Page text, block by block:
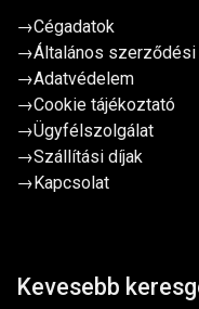
→Cégadatok
→Általános
→Adatvédelem
→Cookie tájékoztató
→Ügyfélszolgálat
→Szállítási díjak
→Kapcsolat
Kevesebb